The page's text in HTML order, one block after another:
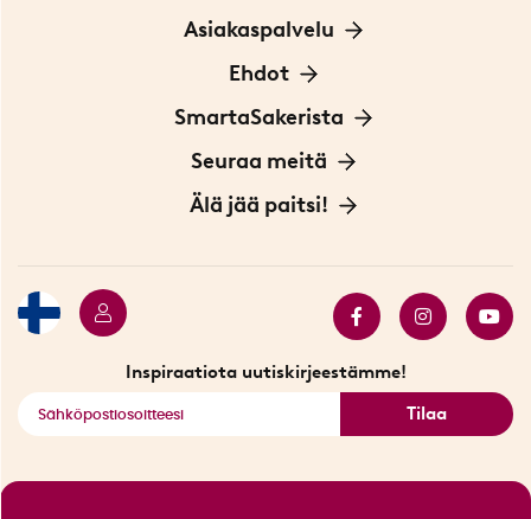
Asiakaspalvelu
Ota yhteyttä
Ehdot
Tietoa evästeistä
Yksityisyydensuoja
Sopimusehdot
SmartaSakerista
Meistä
Myymälä Tukholmassa
Seuraa meitä
Innovaattoriblogi
Älä jää paitsi!
Katso kaikki älykkäät tuotteet
Inspiraatiota uutiskirjeestämme!
Tilaa